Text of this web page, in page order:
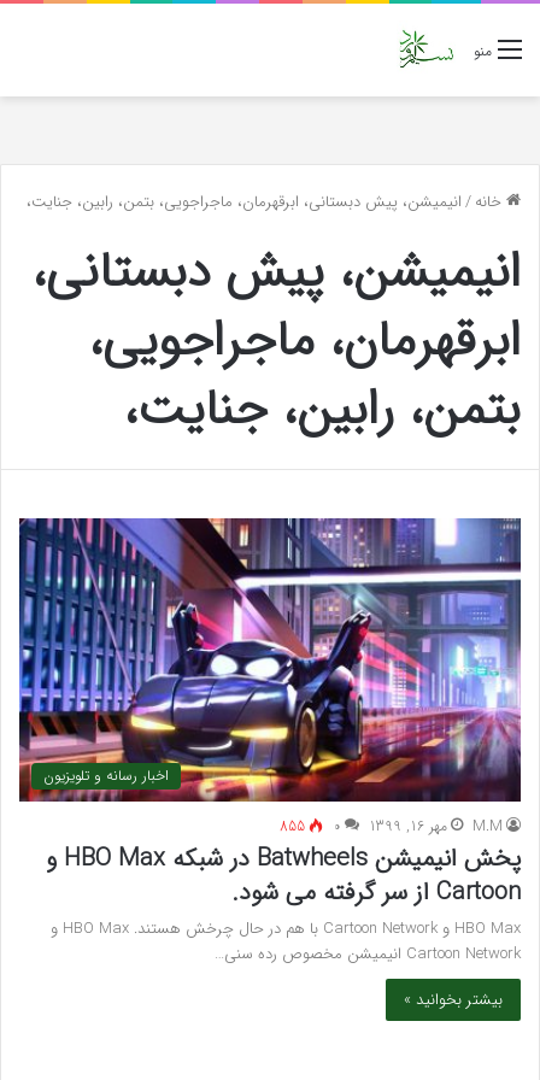
منو
خانه/انیمیشن، پیش دبستانی، ابرقهرمان، ماجراجویی، بتمن، رابین، جنایت،
انیمیشن، پیش دبستانی،
ابرقهرمان، ماجراجویی،
بتمن، رابین، جنایت،
اخبار رسانه و تلویزیون
M.M مهر 16, 1399 ۰ 855
پخش انیمیشن Batwheels در شبکه HBO Max و
Cartoon از سر گرفته می شود.
HBO Max و Cartoon Network با هم در حال چرخش هستند. HBO Max و
Cartoon Network انیمیشن مخصوص رده سنی…
بیشتر بخوانید »